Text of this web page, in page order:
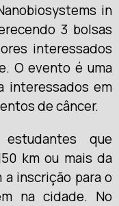
in
3 bolsas
interessados
O evento é uma
interessados em
de câncer.
que
km ou mais da
a inscrição para o
na cidade. No